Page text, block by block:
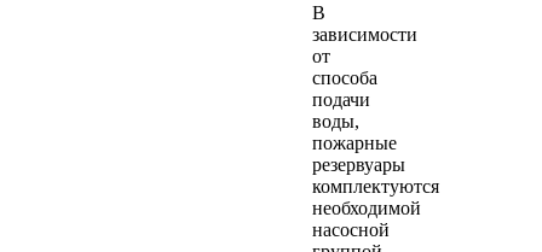
В
зависимости
от
способа
подачи
воды,
пожарные
резервуары
комплектуются
необходимой
насосной